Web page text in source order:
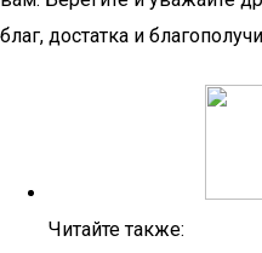
благ, достатка и
Читайте также: